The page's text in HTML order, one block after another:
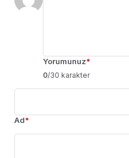
Yorumunuz*
0/30 karakter
Ad*